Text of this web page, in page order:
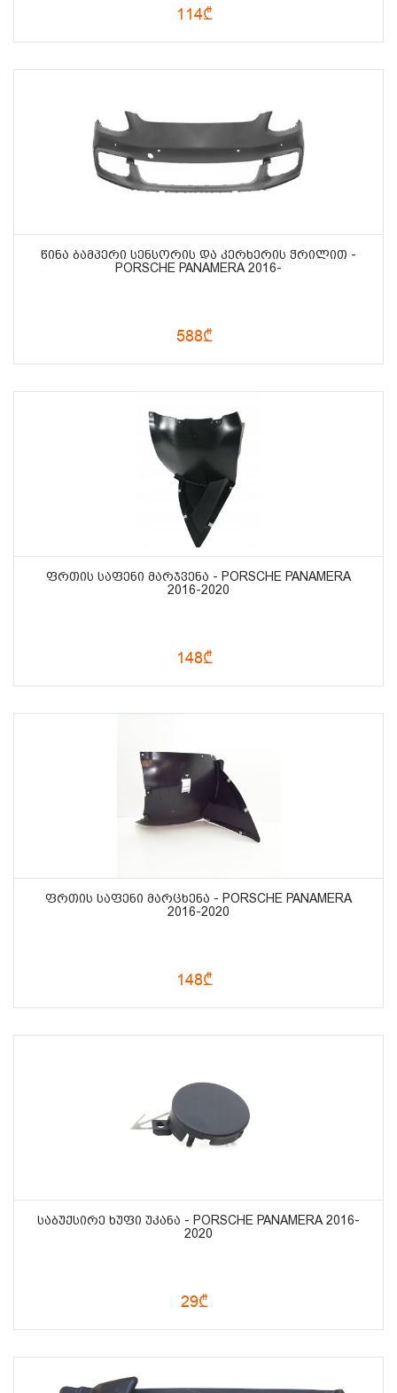
114₾
ᲬᲘᲜᲐ ᲑᲐᲛᲞᲔᲠᲘ ᲡᲔᲜᲡᲝᲠᲘᲡ ᲓᲐ ᲙᲔᲠᲮᲔᲠᲘᲡ ᲭᲠᲘᲚᲘᲗ -
PORSCHE PANAMERA 2016-
588₾
ᲤᲠᲗᲘᲡ ᲡᲐᲤᲔᲜᲘ ᲛᲐᲠᲯᲕᲔᲜᲐ - PORSCHE PANAMERA
2016-2020
148₾
ᲤᲠᲗᲘᲡ ᲡᲐᲤᲔᲜᲘ ᲛᲐᲠᲪᲮᲔᲜᲐ - PORSCHE PANAMERA
2016-2020
148₾
ᲡᲐᲑᲣᲥᲡᲘᲠᲔ ᲮᲣᲤᲘ ᲣᲙᲐᲜᲐ - PORSCHE PANAMERA 2016-
2020
29₾